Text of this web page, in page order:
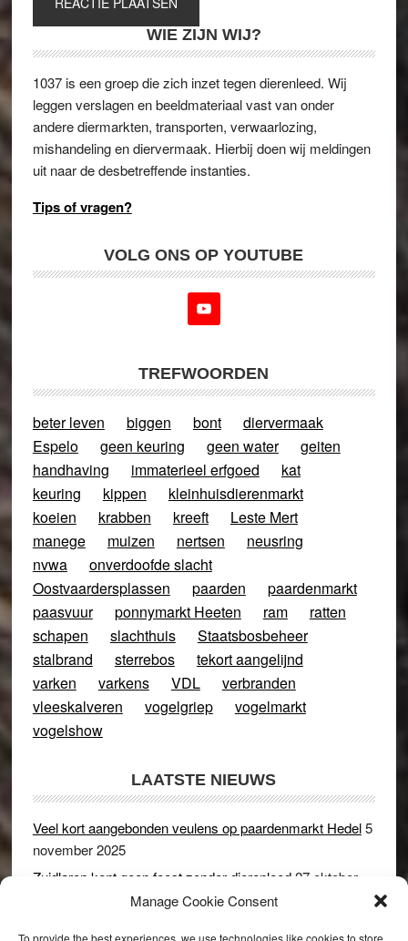
Manage Cookie Consent
To provide the best experiences, we use technologies like cookies to store
WIE ZIJN WIJ?
1037 is een groep die zich inzet tegen dierenleed. Wij
leggen verslagen en beeldmateriaal vast van onder
andere diermarkten, transporten, verwaarlozing,
mishandeling en diervermaak. Hierbij doen wij meldingen
uit naar de desbetreffende instanties.
Tips of vragen?
VOLG ONS OP YOUTUBE
TREFWOORDEN
beter leven biggen bont
diervermaak
Espelo
geen keuring geen water
geiten
handhaving
immaterieel erfgoed
kat
keuring
kippen
kleinhuisdierenmarkt
koeien
krabben kreeft
Leste Mert
manege
muizen nertsen
neusring
nvwa
onverdoofde slacht
Oostvaardersplassen
paarden
paardenmarkt
paasvuur
ponnymarkt Heeten ram
ratten
schapen
slachthuis
Staatsbosbeheer
stalbrand
sterrebos
tekort aangelijnd
varken
varkens VDL
verbranden
vleeskalveren
vogelgriep
vogelmarkt
vogelshow
LAATSTE NIEUWS
Veel kort aangebonden veulens op paardenmarkt Hedel5
november 2025
Zuidlaren kent geen feest zonder dierenleed27 oktober